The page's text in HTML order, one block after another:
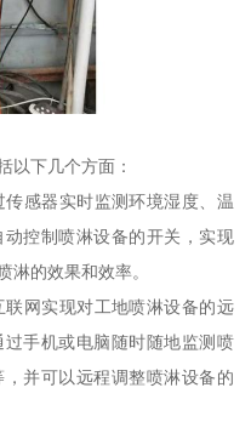
以下几个方面：
感器实时监测环境湿度、温
控制喷淋设备的开关，实现
淋的效果和效率。
网实现对工地喷淋设备的远
手机或电脑随时随地监测喷
并可以远程调整喷淋设备的